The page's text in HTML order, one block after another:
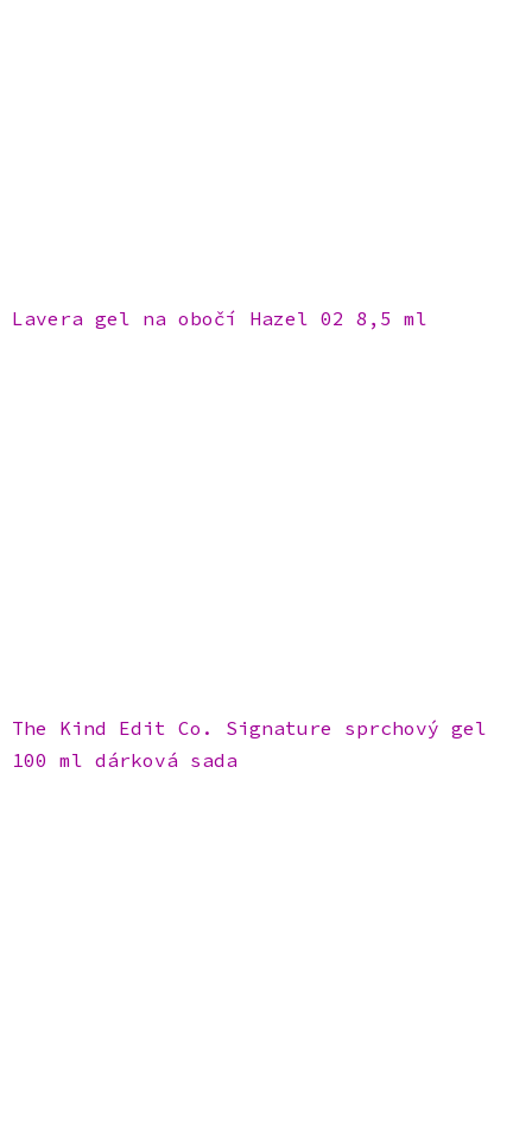
Lavera gel na obočí Hazel 02 8,5 ml
The Kind Edit Co. Signature sprchový gel
100 ml dárková sada